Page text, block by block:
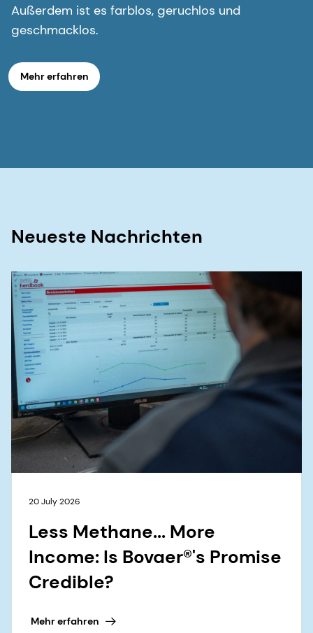
Außerdem ist es farblos, geruchlos und
geschmacklos.
Mehr erfahren
Neueste Nachrichten
20 July 2026
Less Methane... More
Income: Is Bovaer®'s Promise
Credible?
Mehr erfahren